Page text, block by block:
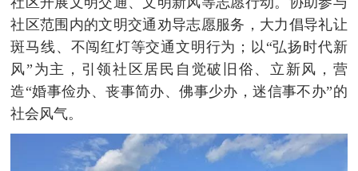
社区范围内的文明交通劝导志愿服务，大力倡导礼让
斑马线、不闯红灯等交通文明行为；以“弘扬时代新
风”为主，引领社区居民自觉破旧俗、立新风，营
造“婚事俭办、丧事简办、佛事少办，迷信事不办”的
社会风气。